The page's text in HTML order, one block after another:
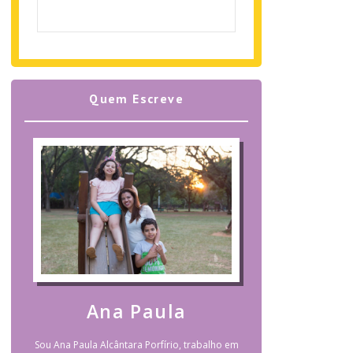
Quem Escreve
Ana Paula
Sou Ana Paula Alcântara Porfírio, trabalho em